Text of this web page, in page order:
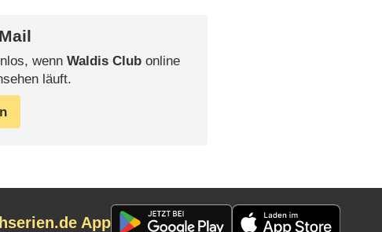
wenn Waldis Clubonline
läuft.
App